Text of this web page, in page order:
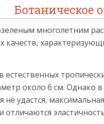
Ботаническое
многолетним
качеств,
естественных
около 6 см. Однако
не удастся,
отличаются